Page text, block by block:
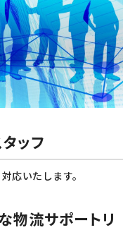
ッフ
応いたします。
物流サポートリ